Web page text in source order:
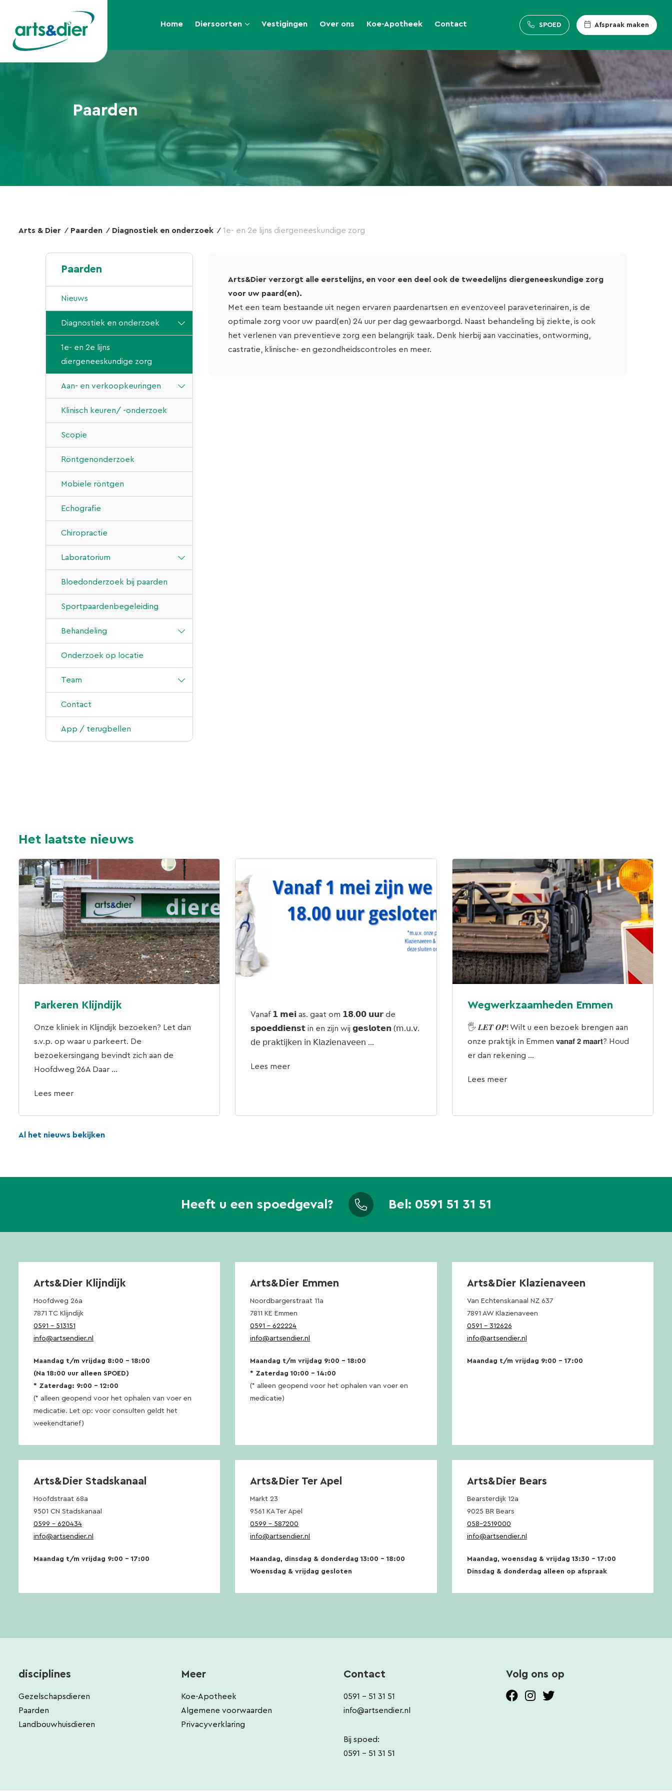
Home Diersoorten Vestigingen Over ons Koe-Apotheek Contact SPOED Afspraak maken
Paarden
Arts & Dier Paarden Diagnostiek en onderzoek 1e- en 2e lijns diergeneeskundige zorg
Paarden
Nieuws
Diagnostiek en onderzoek
1e- en 2e lijns
diergeneeskundige zorg
Aan- en verkoopkeuringen
Klinisch keuren/ -onderzoek
Scopie
Röntgenonderzoek
Mobiele röntgen
Echografie
Chiropractie
Laboratorium
Bloedonderzoek bij paarden
Sportpaardenbegeleiding
Behandeling
Chirugie
Gynaecologie
IRAP en PRP
Tandheelkunde
Onderzoek op locatie
Team
Klijndijk
Bears
Contact
App / terugbellen
Arts&Dier verzorgt alle eerstelijns, en voor een deel ook de tweedelijns diergeneeskundige zorg
voor uw paard(en).
Met een team bestaande uit negen ervaren paardenartsen en evenzoveel paraveterinairen, is de
optimale zorg voor uw paard(en) 24 uur per dag gewaarborgd. Naast behandeling bij ziekte, is ook
het verlenen van preventieve zorg een belangrijk taak. Denk hierbij aan vaccinaties, ontworming,
castratie, klinische- en gezondheidscontroles en meer.
Het laatste nieuws
Parkeren Klijndijk
Onze kliniek in Klijndijk bezoeken? Let dan
s.v.p. op waar u parkeert. De
bezoekersingang bevindt zich aan de
Hoofdweg 26A Daar ...
Lees meer
Vanaf 𝟭 𝗺𝗲𝗶 as. gaat om 𝟭𝟴.𝟬𝟬 𝘂𝘂𝗿 de
𝘀𝗽𝗼𝗲𝗱𝗱𝗶𝗲𝗻𝘀𝘁 in en zijn wij 𝗴𝗲𝘀𝗹𝗼𝘁𝗲𝗻 (𝗆.𝗎.𝗏.
𝖽𝖾 𝗉𝗋𝖺𝗄𝗍𝗂𝗃𝗄𝖾𝗇 𝗂𝗇 𝖪𝗅𝖺𝗓𝗂𝖾𝗇𝖺𝗏𝖾𝖾𝗇 ...
Lees meer
Wegwerkzaamheden Emmen
🖐 𝑳𝑬𝑻 𝑶𝑷! Wilt u een bezoek brengen aan
onze praktijk in Emmen 𝘃𝗮𝗻𝗮𝗳 𝟮 𝗺𝗮𝗮𝗿𝘁? Houd
er dan rekening ...
Lees meer
Al het nieuws bekijken
Heeft u een spoedgeval? Bel: 0591 51 31 51
Arts&Dier Klijndijk
Hoofdweg 26a
7871 TC Klijndijk
0591 – 513151
info@artsendier.nl
Maandag t/m vrijdag 8:00 – 18:00
(Na 18:00 uur alleen SPOED)
* Zaterdag: 9:00 – 12:00
(* alleen geopend voor het ophalen van voer en
medicatie. Let op: voor consulten geldt het
weekendtarief)
Arts&Dier Emmen
Noordbargerstraat 11a
7811 KE Emmen
0591 – 622224
info@artsendier.nl
Maandag t/m vrijdag 9:00 – 18:00
* Zaterdag 10:00 – 14:00
(* alleen geopend voor het ophalen van voer en
medicatie)
Arts&Dier Klazienaveen
Van Echtenskanaal NZ 637
7891 AW Klazienaveen
0591 – 312626
info@artsendier.nl
Maandag t/m vrijdag 9:00 – 17:00
Arts&Dier Stadskanaal
Hoofdstraat 68a
9501 CN Stadskanaal
0599 – 620434
info@artsendier.nl
Maandag t/m vrijdag 9:00 – 17:00
Arts&Dier Ter Apel
Markt 23
9561 KA Ter Apel
0599 – 587200
info@artsendier.nl
Maandag, dinsdag & donderdag 13:00 – 18:00
Woensdag & vrijdag gesloten
Arts&Dier Bears
Bearsterdijk 12a
9025 BR Bears
058-2519000
info@artsendier.nl
Maandag, woensdag & vrijdag 13:30 – 17:00
Dinsdag & donderdag alleen op afspraak
disciplines
Gezelschapsdieren
Paarden
Landbouwhuisdieren
Meer
Koe-Apotheek
Algemene voorwaarden
Privacyverklaring
Contact
0591 - 51 31 51
info@artsendier.nl
Bij spoed:
0591 - 51 31 51
Volg ons op